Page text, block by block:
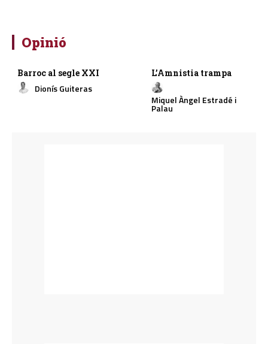
Opinió
Barroc al segle XXI
Dionís Guiteras
L’Amnistia trampa
Miquel Àngel Estradé i
Palau